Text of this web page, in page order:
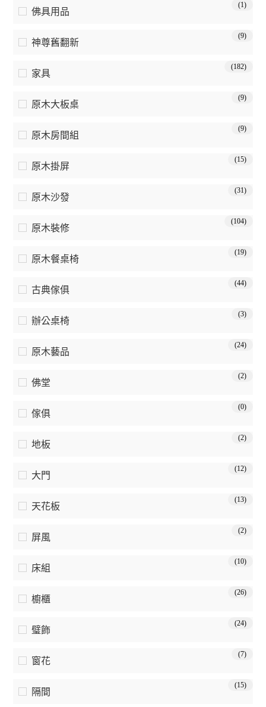
佛具用品
(1)
神尊舊翻新
(9)
家具
(182)
原木大板桌
(9)
原木房間組
(9)
原木掛屏
(15)
原木沙發
(31)
原木裝修
(104)
原木餐桌椅
(19)
古典傢俱
(44)
辦公桌椅
(3)
原木藝品
(24)
佛堂
(2)
傢俱
(0)
地板
(2)
大門
(12)
天花板
(13)
屏風
(2)
床組
(10)
櫥櫃
(26)
璧飾
(24)
窗花
(7)
隔間
(15)